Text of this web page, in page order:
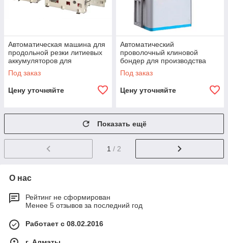
Автоматическая машина для
продольной резки литиевых
аккумуляторов для
производства
призматических ячеек
Под заказ
Цену уточняйте
Автоматический
проволочный клиновой
бондер для производства
модулей аккумуляторов
разного типа
Под заказ
Цену уточняйте
Показать ещё
1 / 2
О нас
Рейтинг не сформирован
Менее 5 отзывов за последний год
Работает с 08.02.2016